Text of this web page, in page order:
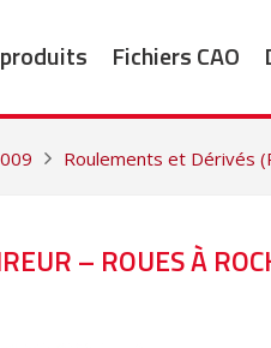
Fichiers CAO
Roulements et Dérivés
– ROUES À